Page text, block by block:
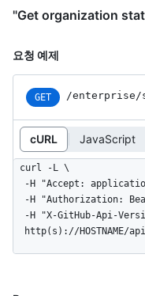
"Get organization
요청 예제
GET /enterprise/
cURL JavaScript
curl -L \
http(s)://HOSTNAME/